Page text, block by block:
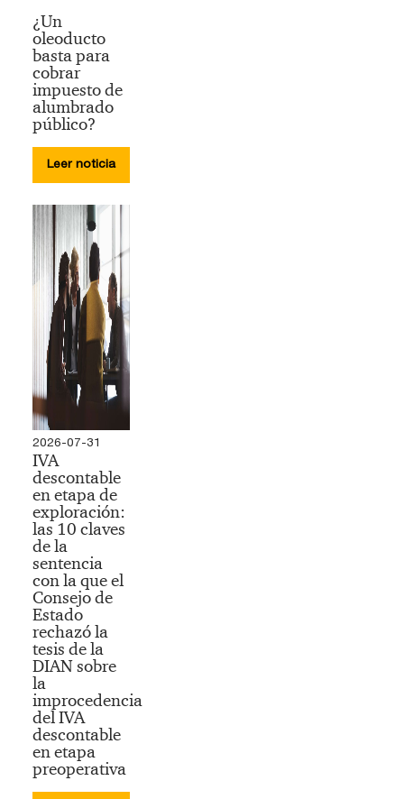
¿Un
oleoducto
basta para
cobrar
impuesto de
alumbrado
público?
Leer noticia
2026-07-31
IVA
descontable
en etapa de
exploración:
las 10 claves
de la
sentencia
con la que el
Consejo de
Estado
rechazó la
tesis de la
DIAN sobre
la
improcedencia
del IVA
descontable
en etapa
preoperativa